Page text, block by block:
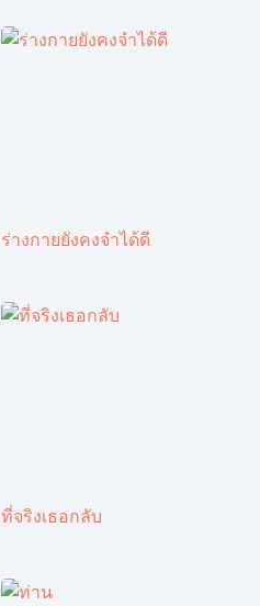
ร่างกายยังคงจำได้ดี
ที่จริงเธอกลับ